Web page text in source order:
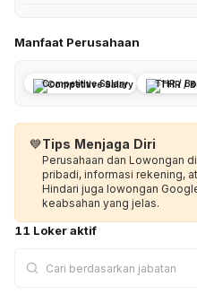
Manfaat Perusahaan
Competitive Salary THR /
💙Tips Menjaga Diri
Perusahaan dan Lowongan
pribadi, informasi rekening,
Hindari juga lowongan
keabsahan yang jelas.
11 Loker aktif